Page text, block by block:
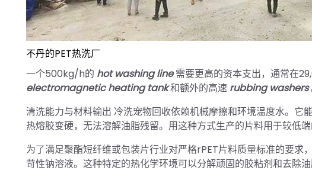
不丹的PET热洗厂
一个500kg/h的 hot washing line需要更高的资本支出，通常在
electromagnetic heating tank和额外的高速 rubbing washers
清洗能力与材料输出 冷洗宠物回收依赖机械摩擦和环境温度水。
热熔胶变硬，无法溶解油脂残留。用这种方式生产的片料用于较低
为了满足聚酯短纤维或包装片行业对严格rPET片料质量标准的要求
苛性钠溶液。这种特定的热化学环境可以分解顽固的胶粘剂和去除油